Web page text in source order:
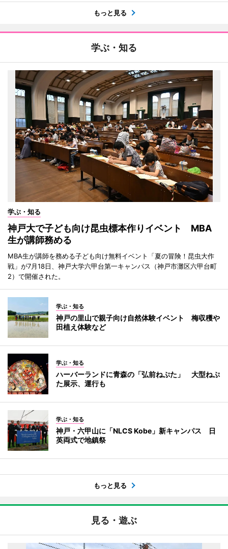
もっと見る
学ぶ・知る
学ぶ・知る
神戸大で子ども向け昆虫標本作りイベント MBA
生が講師務める
MBA生が講師を務める子ども向け無料イベント「夏の冒険！昆虫大作
戦」が7月18日、神戸大学六甲台第一キャンパス（神戸市灘区六甲台町
2）で開催された。
学ぶ・知る
神戸の里山で親子向け自然体験イベント 梅収穫や
田植え体験など
学ぶ・知る
ハーバーランドに青森の「弘前ねぷた」 大型ねぷ
た展示、運行も
学ぶ・知る
神戸・六甲山に「NLCS Kobe」新キャンパス 日
英両式で地鎮祭
もっと見る
見る・遊ぶ